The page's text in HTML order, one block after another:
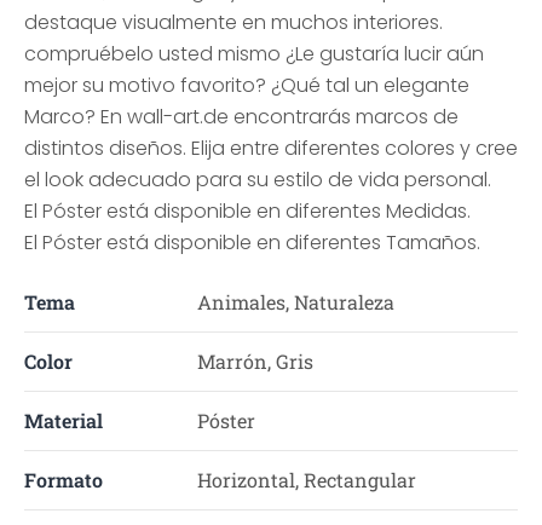
destaque visualmente en muchos interiores.
compruébelo usted mismo ¿Le gustaría lucir aún
mejor su motivo favorito? ¿Qué tal un elegante
Marco? En wall-art.de encontrarás marcos de
distintos diseños. Elija entre diferentes colores y cree
el look adecuado para su estilo de vida personal.
El Póster está disponible en diferentes Medidas.
El Póster está disponible en diferentes Tamaños.
Tema Animales, Naturaleza
Color Marrón, Gris
Material Póster
Formato Horizontal, Rectangular